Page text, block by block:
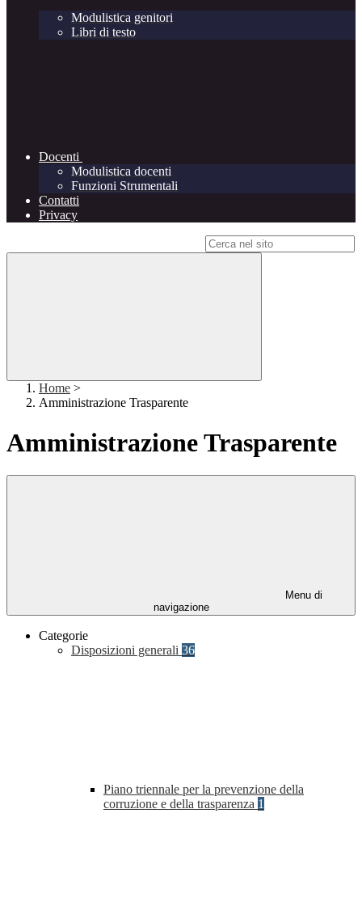
Modulistica genitori
Libri di testo
Docenti
Modulistica docenti
Funzioni Strumentali
Contatti
Privacy
Home >
Amministrazione Trasparente
Amministrazione Trasparente
Menu di
navigazione
Categorie
Disposizioni generali 36
Piano triennale per la prevenzione della
corruzione e della trasparenza 1